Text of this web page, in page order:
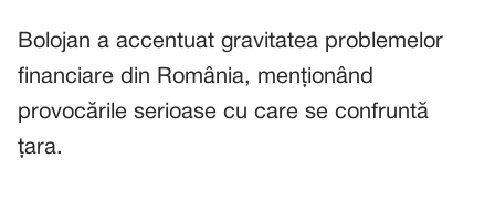
Bolojan a accentuat gravitatea problemelor
financiare din România, menționând
provocările serioase cu care se confruntă
țara.